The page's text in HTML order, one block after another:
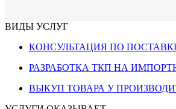
ВИДЫ УСЛУГ
КОНСУЛЬТАЦИЯ ПО
РАЗРАБОТКА ТКП НА
ВЫКУП ТОВАРА У